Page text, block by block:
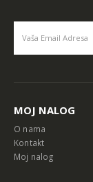
MOJ NALOG
O nama
Kontakt
Moj nalog